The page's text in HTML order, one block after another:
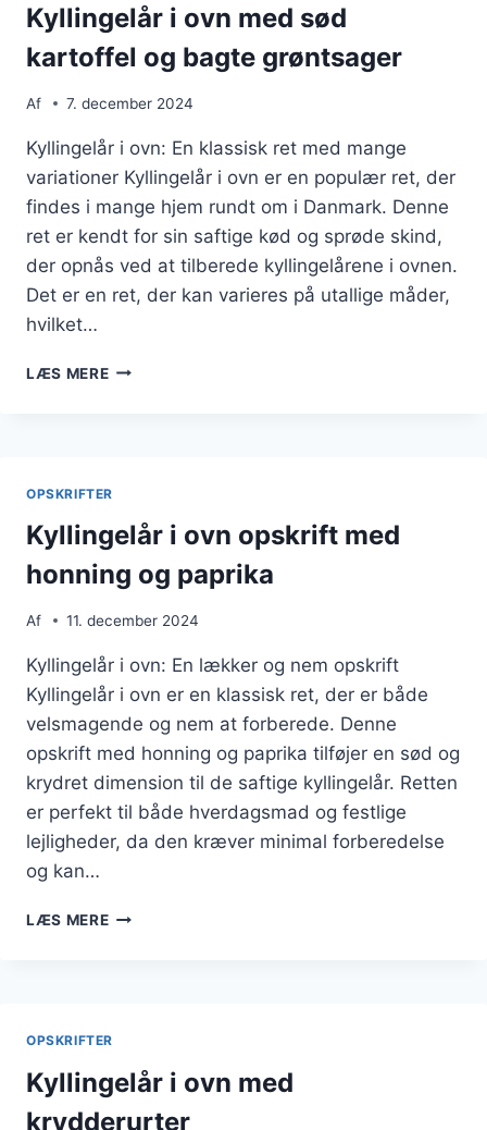
Kyllingelår i ovn med sød
kartoffel og bagte grøntsager
Af 7. december 2024
Kyllingelår i ovn: En klassisk ret med mange
variationer Kyllingelår i ovn er en populær ret, der
findes i mange hjem rundt om i Danmark. Denne
ret er kendt for sin saftige kød og sprøde skind,
der opnås ved at tilberede kyllingelårene i ovnen.
Det er en ret, der kan varieres på utallige måder,
hvilket…
LÆS MEREKYLLINGELÅR
OG
BAGTE
GRØNTSAGER
OPSKRIFTER
Kyllingelår i ovn opskrift med
honning og paprika
Af 11. december 2024
Kyllingelår i ovn: En lækker og nem opskrift
Kyllingelår i ovn er en klassisk ret, der er både
velsmagende og nem at forberede. Denne
opskrift med honning og paprika tilføjer en sød og
krydret dimension til de saftige kyllingelår. Retten
er perfekt til både hverdagsmad og festlige
lejligheder, da den kræver minimal forberedelse
og kan…
LÆS MEREKYLLINGELÅR
PAPRIKA
OPSKRIFTER
Kyllingelår i ovn med
krydderurter